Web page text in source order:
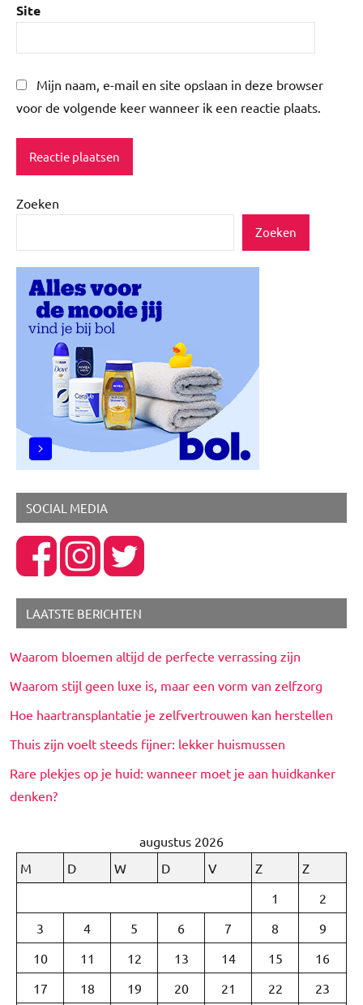
Site
Mijn naam, e-mail en site opslaan in deze browser
voor de volgende keer wanneer ik een reactie plaats.
Zoeken
Zoeken
SOCIAL MEDIA
LAATSTE BERICHTEN
Waarom bloemen altijd de perfecte verrassing zijn
Waarom stijl geen luxe is, maar een vorm van zelfzorg
Hoe haartransplantatie je zelfvertrouwen kan herstellen
Thuis zijn voelt steeds fijner: lekker huismussen
Rare plekjes op je huid: wanneer moet je aan huidkanker
denken?
augustus 2026
M
D W D V Z
Z
1
2
3
4 5 6 7 8
9
10
11 12 13 14 15
16
17
18 19 20 21 22 23